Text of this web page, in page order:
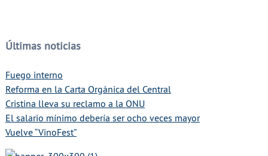
Últimas noticias
Fuego interno
Reforma en la Carta Orgánica del Central
Cristina lleva su reclamo a la ONU
El salario mínimo debería ser ocho veces mayor
Vuelve “VinoFest”